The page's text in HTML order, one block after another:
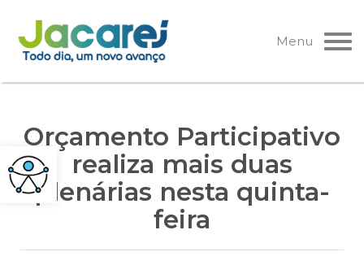
Pular
para
o
Menu
Orçamento Participativo
realiza mais duas
plenárias nesta quinta-
feira